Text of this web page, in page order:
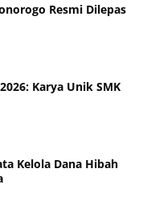
Resmi Dilepas
Karya Unik SMK
Kelola Dana Hibah